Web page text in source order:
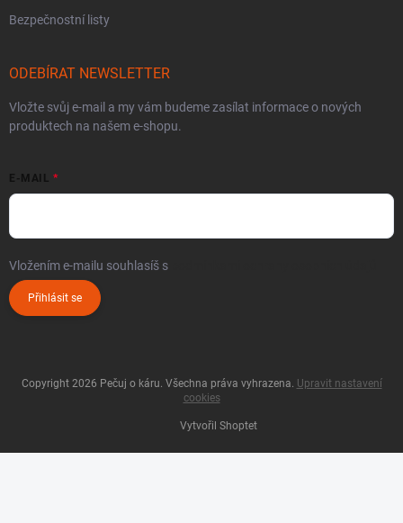
Bezpečnostní listy
ODEBÍRAT NEWSLETTER
Vložte svůj e-mail a my vám budeme zasílat informace o nových
produktech na našem e-shopu.
E-MAIL
Vložením e-mailu souhlasíš s
Přihlásit se
Vytvořil Shoptet
Copyright 2026 Pečuj o káru . Všechna práva vyhrazena. Upravit nastavení
cookies